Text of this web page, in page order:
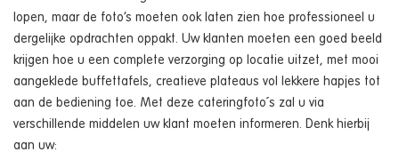
lopen, maar de foto’s moeten ook laten zien hoe professioneel u
dergelijke opdrachten oppakt. Uw klanten moeten een goed beeld
krijgen hoe u een complete verzorging op locatie uitzet, met mooi
aangeklede buffettafels, creatieve plateaus vol lekkere hapjes tot
aan de bediening toe. Met deze cateringfoto´s zal u via
verschillende middelen uw klant moeten informeren. Denk hierbij
aan uw: